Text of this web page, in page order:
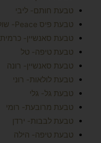
טבעת חותם- ליבי
טבעת פיס Peace- שולמית
טבעת סאנשיין- כרמית
טבעת טיפה- טל
טבעת סאנשיין- רונה
טבעת לולאות- רוני
טבעת גל- גלי
טבעת מרובעת- רומי
טבעת לבבות- ירדן
טבעת טיפה- הילה